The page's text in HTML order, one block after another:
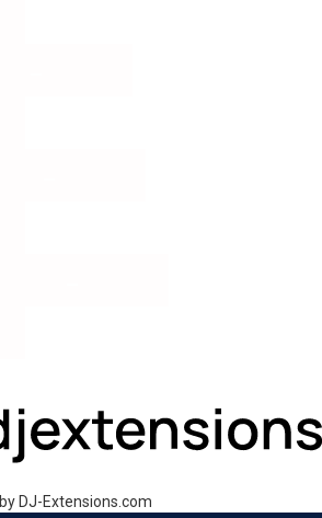
by DJ-Extensions.com